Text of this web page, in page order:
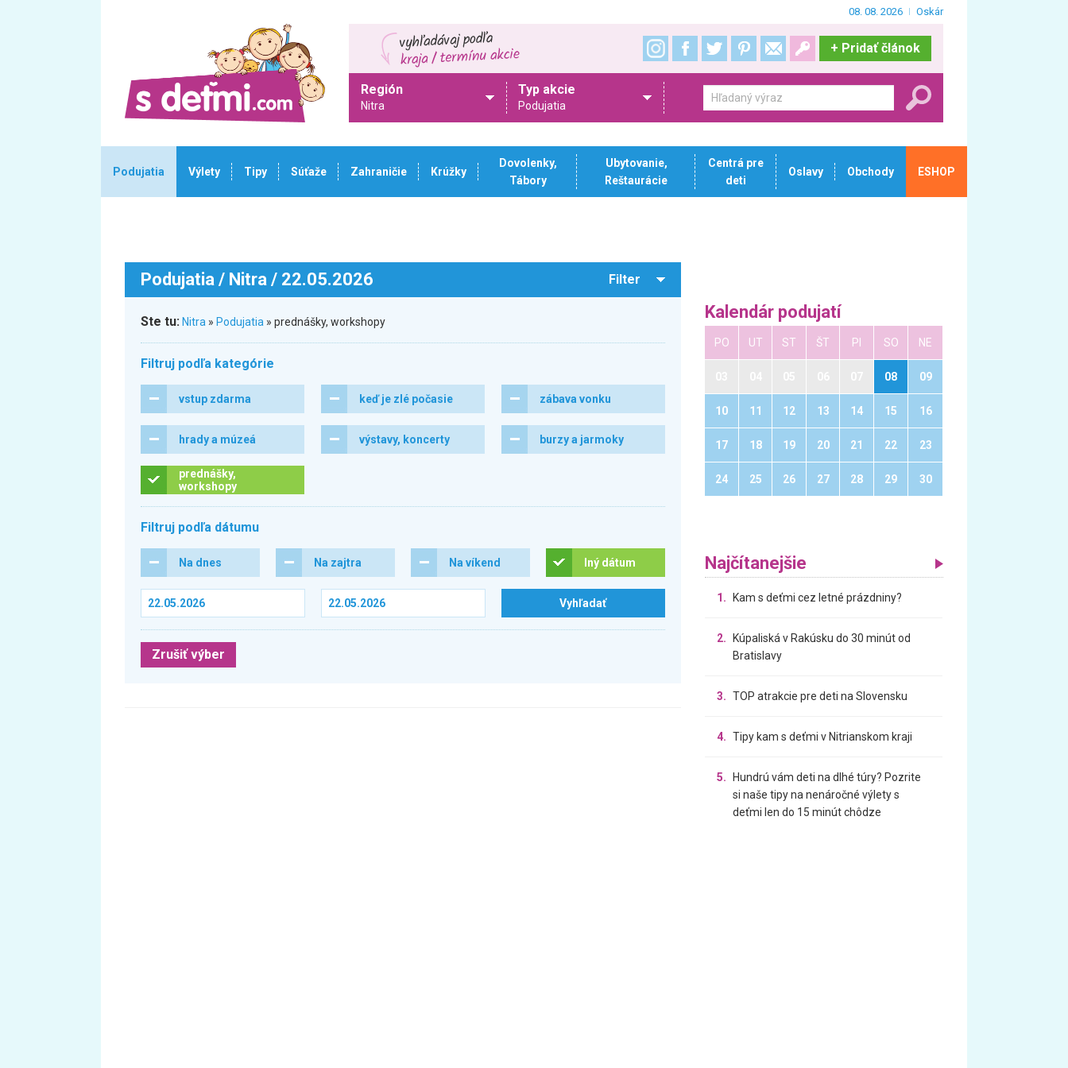
08. 08. 2026 Oskár
+ Pridať článok
Región
Nitra
Typ akcie
Podujatia
Podujatia Výlety Tipy Súťaže Zahraničie Krúžky
Dovolenky,
Tábory
Ubytovanie,
Reštaurácie
Centrá pre
deti
Oslavy Obchody ESHOP
Podujatia / Nitra / 22.05.2026 Filter
Ste tu: Nitra » Podujatia » prednášky, workshopy
Filtruj podľa kategórie
vstup zdarma keď je zlé počasie zábava vonku
hrady a múzeá výstavy, koncerty burzy a jarmoky
prednášky,
workshopy
Filtruj podľa dátumu
Na dnes Na zajtra Na víkend Iný dátum
Zrušiť výber
Kalendár podujatí
PO UT ST ŠT PI SO NE
08 09
10 11 12 13 14 15 16
17 18 19 20 21 22 23
24 25 26 27 28 29 30
Najčítanejšie
1. Kam s deťmi cez letné prázdniny?
2.
Kúpaliská v Rakúsku do 30 minút od
Bratislavy
3. TOP atrakcie pre deti na Slovensku
4. Tipy kam s deťmi v Nitrianskom kraji
5.
Hundrú vám deti na dlhé túry? Pozrite
si naše tipy na nenáročné výlety s
deťmi len do 15 minút chôdze